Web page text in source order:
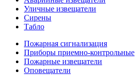
Уличные извещатели
Сирены
Табло
Пожарная сигнализация
Приборы приемно-контрольные
Пожарные извещатели
Оповещатели